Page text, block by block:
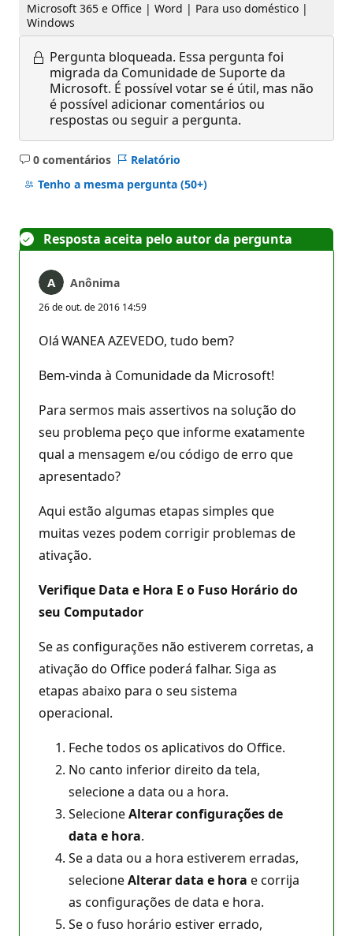
Microsoft 365 e Office | Word | Para uso doméstico |
Windows
Pergunta bloqueada. Essa pergunta foi
migrada da Comunidade de Suporte da
Microsoft. É possível votar se é útil, mas não
é possível adicionar comentários ou
respostas ou seguir a pergunta.
0 comentários
Sem
comentários
Relatório
Tenho a mesma pergunta (50+)
Resposta aceita pelo autor da pergunta
Anônima
26 de out. de 2016 14:59
Olá WANEA AZEVEDO, tudo bem?
Bem-vinda à Comunidade da Microsoft!
Para sermos mais assertivos na solução do
seu problema peço que informe exatamente
qual a mensagem e/ou código de erro que
apresentado?
Aqui estão algumas etapas simples que
muitas vezes podem corrigir problemas de
ativação.
Verifique Data e Hora E o Fuso Horário do
seu Computador
Se as configurações não estiverem corretas, a
ativação do Office poderá falhar. Siga as
etapas abaixo para o seu sistema
operacional.
Feche todos os aplicativos do Office.
No canto inferior direito da tela,
selecione a data ou a hora.
SelecioneAlterar configurações de
data e hora.
Se a data ou a hora estiverem erradas,
selecioneAlterar data e hora e corrija
as configurações de data e hora.
Se o fuso horário estiver errado,